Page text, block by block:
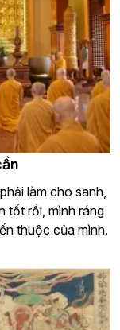
làm cho sanh,
tốt rồi, mình ráng
thuộc của mình.